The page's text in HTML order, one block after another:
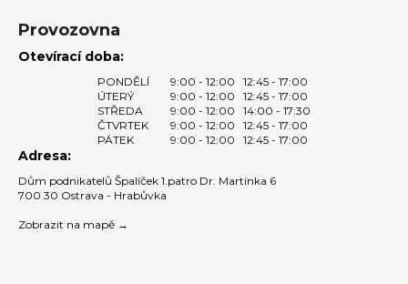
Provozovna
Otevírací doba:
PONDĚLÍ 9:00 - 12:00
12:45 - 17:00
ÚTERÝ
9:00 - 12:00
12:45 - 17:00
STŘEDA
9:00 - 12:00
14:00 - 17:30
ČTVRTEK
9:00 - 12:00
12:45 - 17:00
PÁTEK
9:00 - 12:00 12:45 - 17:00
Adresa:
Dům podnikatelů Špalíček 1.patro Dr. Martínka 6
700 30 Ostrava - Hrabůvka
Zobrazit na mapě →